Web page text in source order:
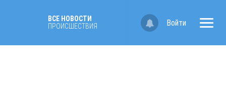
ВСЕ НОВОСТИ
ПРОИСШЕСТВИЯ
Войти